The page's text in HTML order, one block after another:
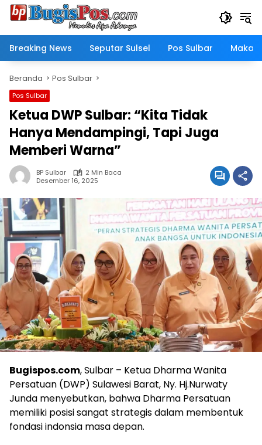
Langsung
Breaking News
Seputar Sulsel Pos Sulbar
Beranda Pos Sulbar
Pos Sulbar
Ketua DWP Sulbar: “Kita Tidak
Hanya Mendampingi, Tapi Juga
Memberi Warna”
BP Sulbar
2 Min Baca
Desember 16, 2025
Bugispos.com, Sulbar – Ketua Dharma Wanita
Persatuan (DWP) Sulawesi Barat, Ny. Hj.Nurwaty
Junda menyebutkan, bahwa Dharma Persatuan
memiliki posisi sangat strategis dalam membentuk
fondasi indonsia masa depan.